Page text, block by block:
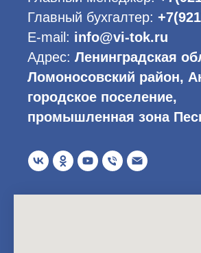
Главный бухгалтер:
E-mail: info@vi-tok.ru
Адрес: Ленинградская
Ломоносовский район,
городское поселение,
промышленная зона